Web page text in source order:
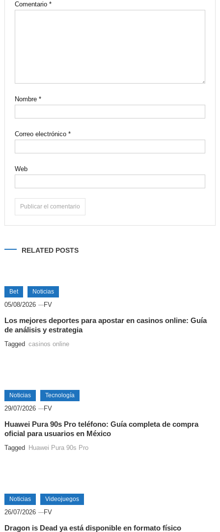
Comentario *
Nombre *
Correo electrónico *
Web
RELATED POSTS
Bet Noticias
05/08/2026 FV
Los mejores deportes para apostar en casinos online: Guía
de análisis y estrategia
Tagged casinos online
Noticias Tecnología
29/07/2026 FV
Huawei Pura 90s Pro teléfono: Guía completa de compra
oficial para usuarios en México
Tagged Huawei Pura 90s Pro
Noticias Videojuegos
26/07/2026 FV
Dragon is Dead ya está disponible en formato físico